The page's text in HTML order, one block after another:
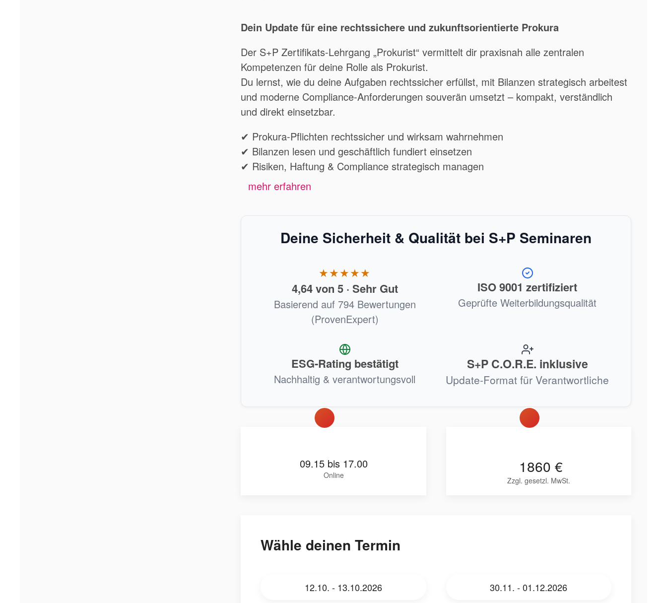
Dein Update für eine rechtssichere und zukunftsorientierte Prokura
Der S+P Zertifikats-Lehrgang „Prokurist“ vermittelt dir praxisnah alle zentralen
Kompetenzen für deine Rolle als Prokurist.
Du lernst, wie du deine Aufgaben rechtssicher erfüllst, mit Bilanzen strategisch arbeitest
und moderne Compliance-Anforderungen souverän umsetzt – kompakt, verständlich
und direkt einsetzbar.
✔ Prokura-Pflichten rechtssicher und wirksam wahrnehmen
✔ Bilanzen lesen und geschäftlich fundiert einsetzen
✔ Risiken, Haftung & Compliance strategisch managen
mehr erfahren
Deine Sicherheit & Qualität bei S+P Seminaren
★★★★★
4,64 von 5 · Sehr Gut
Basierend auf 794 Bewertungen
(ProvenExpert)
ISO 9001 zertifiziert
Geprüfte Weiterbildungsqualität
ESG-Rating bestätigt
Nachhaltig & verantwortungsvoll
S+P C.O.R.E. inklusive
Update-Format für Verantwortliche
09.15 bis 17.00
Online 1860 €
Zzgl. gesetzl. MwSt.
Wähle deinen Termin
12.10. - 13.10.2026 30.11. - 01.12.2026